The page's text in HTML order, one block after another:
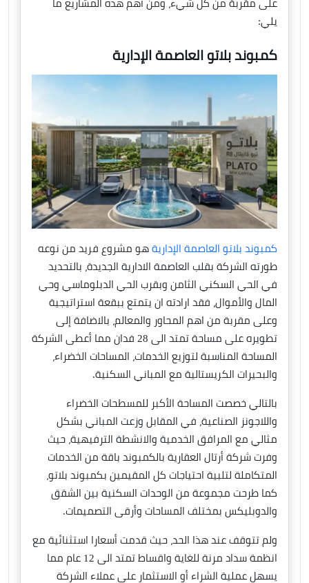
على مقربة من كل شيء، ومن أهم هذه المشاريع ما
يلي:
كمبوند بلاتو العاصمة الإدارية
كمبوند بلاتو العاصمة الإدارية هو مشروع فريد من نوعه
طورته الشركة بقلب العاصمة الادارية الجديدة، بالتحديد
في الحي السكني الثامن وبقرب الحي الدبلوماسي وحي
المال والأموال، فقد ارادته ان يتمتع ببقعة استراتيجية
وعلى مقربة من اهم المحاور والمعالم، بالاضافة إلى
تطويره على مساحة تمتد الى 28 فدان مما أعطى الشركة
المساحة المناسبة لتوزيع الخدمات، المساحات الخضراء،
والبحيرات الكريستالية مع المباني السكنية.
بالتالي خصصت المساحة الأكبر للمسطحات الخضراء
واللاجونز الصناعية، في المقابل وزعت المباني بشكل
مثالي مع المرافق الخدمية والانشطة الترفيهية، حيث
وفرت شركة أرتال العقارية بالكمبوند باقة من الخدمات
المتكاملة لتلبية احتياجات كل المقيمين بكمبوند بلاتو،
كما طرحت مجموعة من الوحدات السكنية بين الشقق
والدوبليكس بمختلف المساحات وأرقى التصميمات.
ولم تتوقف عند هذا الحد، حيث قدمت أسعارا استثنائية مع
انظمة سداد مرنة للغاية واقساط تمتد الى 12 عام مما
يسهل عملية الشراء أو الاستثمار على عملاء الشركة